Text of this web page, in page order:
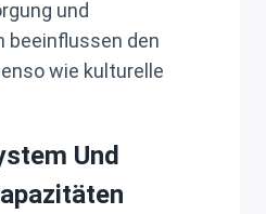
und
beeinflussen den
wie kulturelle
Und